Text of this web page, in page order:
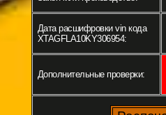
Дата расшифровки vin кода
XTAGFLA10KY306954:
Дополнительные проверки: